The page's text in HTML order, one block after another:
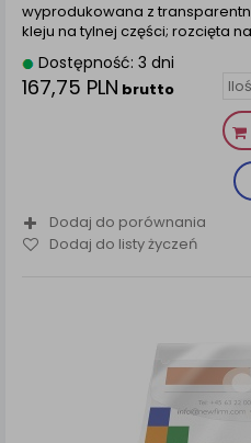
wyprodukowana z
kleju na tylnej części; rozcięta na
Dostępność: 3 dni
167,75 PLN brutto
Dodaj do porównania
Dodaj do listy życzeń